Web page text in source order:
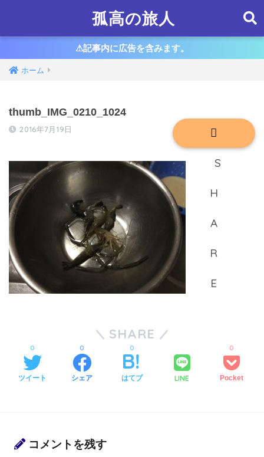
孤高の旅人
⚠︎記事内に広告を含みます。
ホーム
thumb_IMG_0210_1024
2016年7月19日
SHARE
ツイート
0
シェア
0
はてブ
0
LINE Pocket
0
コメントを残す